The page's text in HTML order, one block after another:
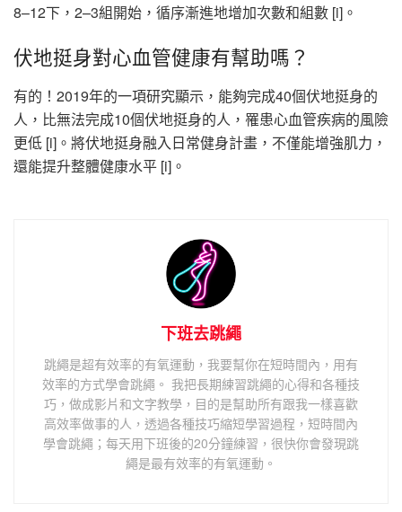
8–12下，2–3組開始，循序漸進地增加次數和組數 [i]。
伏地挺身對心血管健康有幫助嗎？
有的！2019年的一項研究顯示，能夠完成40個伏地挺身的
人，比無法完成10個伏地挺身的人，罹患心血管疾病的風險
更低 [i]。將伏地挺身融入日常健身計畫，不僅能增強肌力，
還能提升整體健康水平 [i]。
下班去跳繩
跳繩是超有效率的有氧運動，我要幫你在短時間內，用有
效率的方式學會跳繩。 我把長期練習跳繩的心得和各種技
巧，做成影片和文字教學，目的是幫助所有跟我一樣喜歡
高效率做事的人，透過各種技巧縮短學習過程，短時間內
學會跳繩；每天用下班後的20分鐘練習，很快你會發現跳
繩是最有效率的有氧運動。